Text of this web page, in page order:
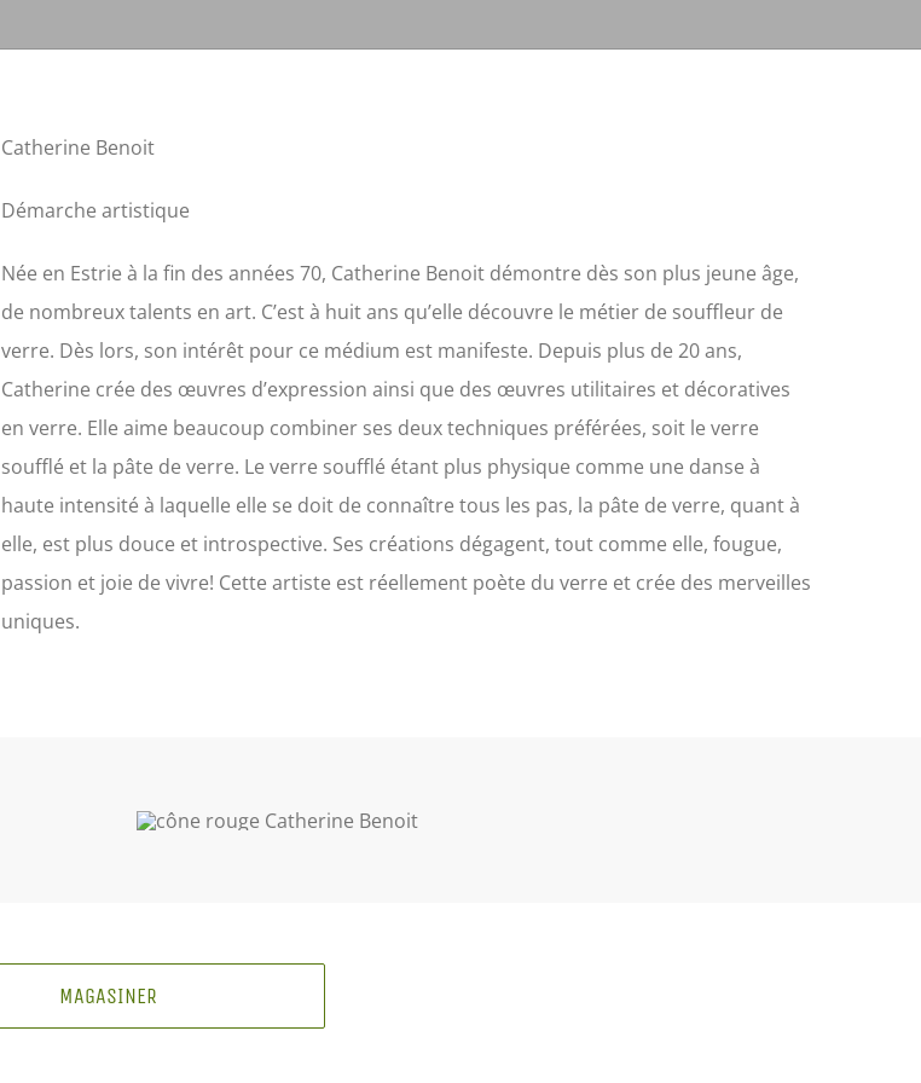
Catherine Benoit
Démarche artistique
Née en Estrie à la fin des années 70, Catherine Benoit démontre dès son plus jeune âge,
de nombreux talents en art. C’est à huit ans qu’elle découvre le métier de souffleur de
verre. Dès lors, son intérêt pour ce médium est manifeste. Depuis plus de 20 ans,
Catherine crée des œuvres d’expression ainsi que des œuvres utilitaires et décoratives
en verre. Elle aime beaucoup combiner ses deux techniques préférées, soit le verre
soufflé et la pâte de verre. Le verre soufflé étant plus physique comme une danse à
haute intensité à laquelle elle se doit de connaître tous les pas, la pâte de verre, quant à
elle, est plus douce et introspective. Ses créations dégagent, tout comme elle, fougue,
passion et joie de vivre! Cette artiste est réellement poète du verre et crée des merveilles
uniques.
MAGASINER